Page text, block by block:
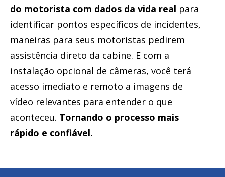
do motorista com dados da vida real para
identificar pontos específicos de incidentes,
maneiras para seus motoristas pedirem
assistência direto da cabine. E com a
instalação opcional de câmeras, você terá
acesso imediato e remoto a imagens de
vídeo relevantes para entender o que
aconteceu. Tornando o processo mais
rápido e confiável.